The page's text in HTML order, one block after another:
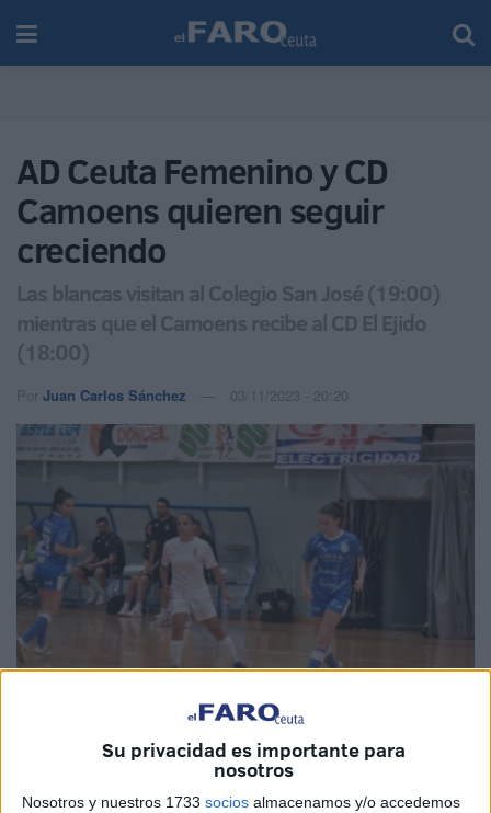
Su privacidad es importante para
nosotros
Nosotros y nuestros 1733 socios almacenamos y/o accedemos
AD Ceuta Femenino y CD
Camoens quieren seguir
creciendo
Las blancas visitan al Colegio San José (19:00)
mientras que el Camoens recibe al CD El Ejido
(18:00)
Por Juan Carlos Sánchez
Imagen de archivo